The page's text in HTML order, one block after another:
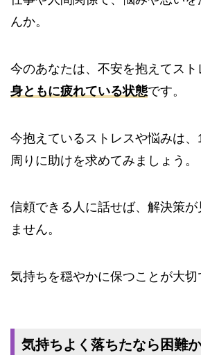
んか。
今のあなたは、不安を抱えてス
身ともに疲れている状態です。
今抱えているストレスや悩みは、
周りに助けを求めてみましょう。
信頼できる人に話せば、解決策
ません。
気持ちを穏やかに保つことが大切
気持ちよく落ちたなら困難